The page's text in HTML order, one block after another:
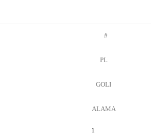
#
PL
GOLI
ALAMA
1